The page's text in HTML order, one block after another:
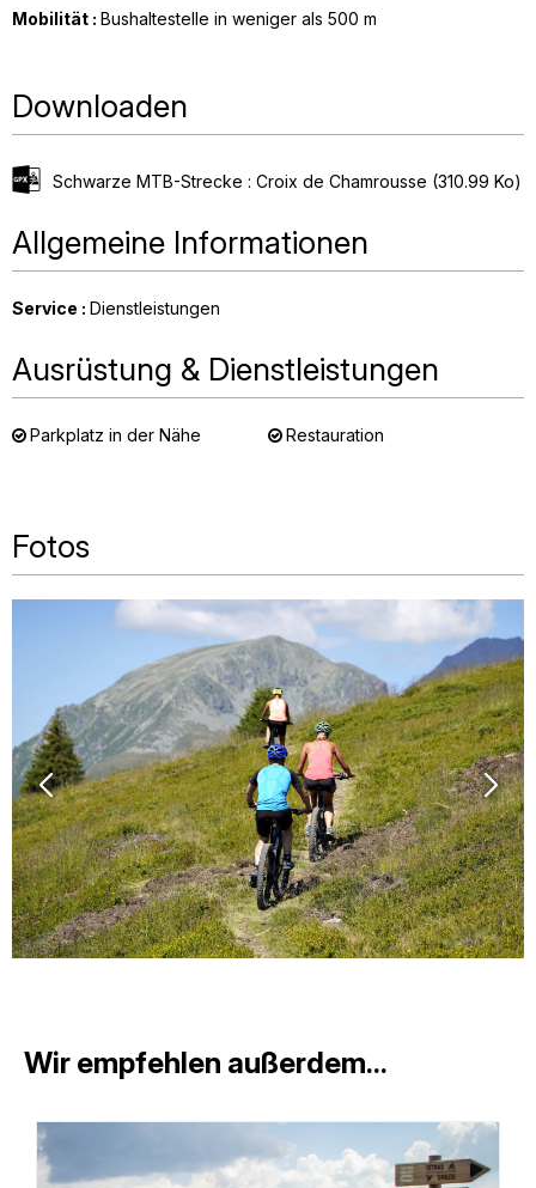
Mobilität : Bushaltestelle in weniger als 500 m
Downloaden
Schwarze MTB-Strecke : Croix de Chamrousse (310.99 Ko)
Allgemeine Informationen
Service : Dienstleistungen
Ausrüstung & Dienstleistungen
Parkplatz in der Nähe Restauration
Fotos
Wir empfehlen außerdem...